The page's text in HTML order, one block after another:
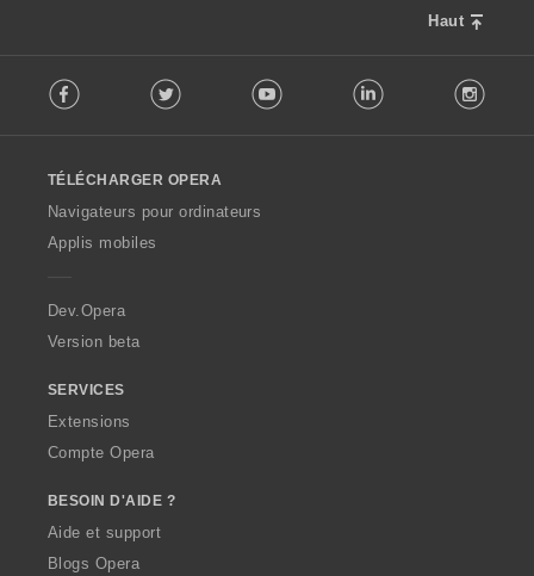
Haut
o
w
O
p
a
Facebook Twitter Youtube LinkedIn
TÉLÉCHARGER OPERA
Navigateurs pour ordinateurs
Applis mobiles
Dev.Opera
Version beta
SERVICES
Extensions
Compte Opera
BESOIN D'AIDE ?
Aide et support
Blogs Opera